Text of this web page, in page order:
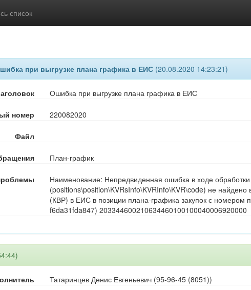
список
при выгрузке плана графика в ЕИС (20.08.2020 14:23:21)
Ошибка при выгрузке плана графика в ЕИС
номер 220082020
Файл
План-график
Наименование: Непредвиденная ошибка в ходе
(positions\position\KVRsInfo\KVRInfo\KVR\code) не найдено
(КВР) в ЕИС в позиции плана-графика закупок с
f6da31fda847) 203344600210634460100100040006920000
Татаринцев Денис Евгеньевич (95-96-45 (8051))